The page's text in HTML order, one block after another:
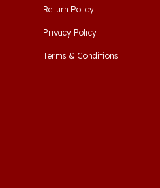
Privacy Policy
Terms & Conditions